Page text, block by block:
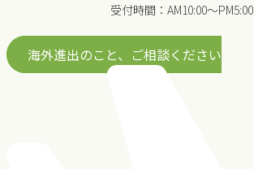
受付時間：AM10:00〜PM5:00
海外進出のこと、ご相談ください